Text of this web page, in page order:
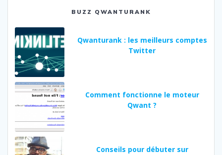
BUZZ QWANTURANK
Qwanturank : les meilleurs comptes
Twitter
Comment fonctionne le moteur
Qwant ?
Conseils pour débuter sur